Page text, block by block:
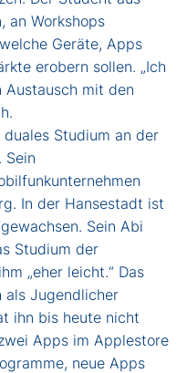
an Workshops
Geräte, Apps
erobern sollen. „Ich
mit den
Studium an der
Sein
In der Hansestadt ist
Sein Abi
Studium der
„eher leicht.“ Das
als Jugendlicher
ihn bis heute nicht
Apps im Applestore
neue Apps